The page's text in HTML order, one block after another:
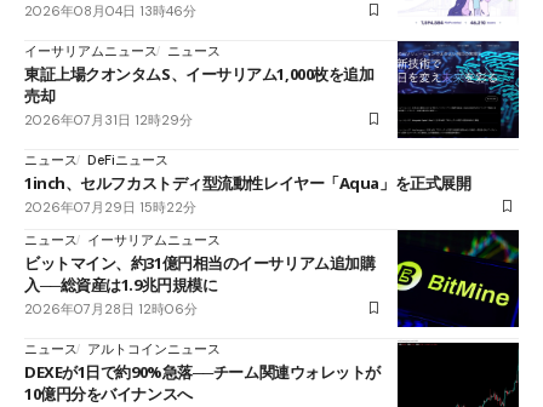
2026年08月04日 13時46分
イーサリアムニュース ニュース
東証上場クオンタムS、イーサリアム1,000枚を追加
売却
2026年07月31日 12時29分
ニュース DeFiニュース
1inch、セルフカストディ型流動性レイヤー「Aqua」を正式展開
2026年07月29日 15時22分
ニュース
イーサリアムニュース
ビットマイン、約31億円相当のイーサリアム追加購
入──総資産は1.9兆円規模に
2026年07月28日 12時06分
ニュース アルトコインニュース
DEXEが1日で約90%急落──チーム関連ウォレットが
10億円分をバイナンスへ